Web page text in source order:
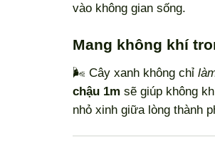
vào không gian sống.
Mang không khí
🌬️ Cây xanh không chỉ
chậu 1m sẽ giúp không
nhỏ xinh giữa lòng thành